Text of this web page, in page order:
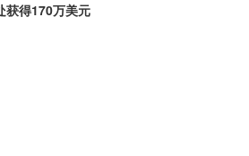
得170万美元